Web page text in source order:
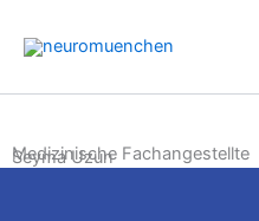
Seyma Uzun
Medizinische Fachangestellte